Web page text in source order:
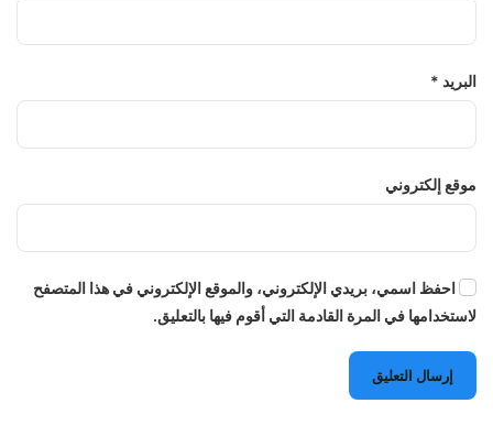
البريد *
موقع إلكتروني
احفظ اسمي، بريدي الإلكتروني، والموقع الإلكتروني في هذا المتصفح
لاستخدامها في المرة القادمة التي أقوم فيها بالتعليق.
إرسال التعليق